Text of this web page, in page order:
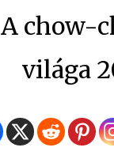
A chow-
világa